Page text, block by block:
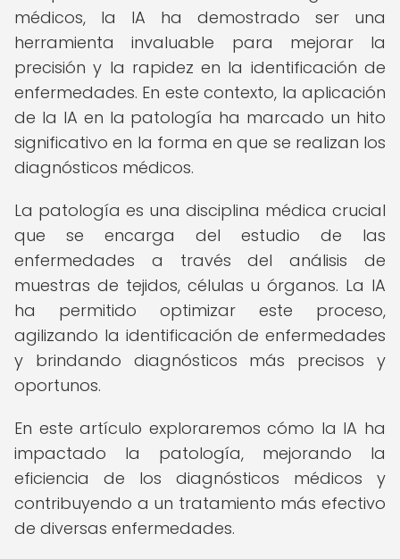
médicos, la IA ha demostrado ser una
herramienta invaluable para mejorar la
precisión y la rapidez en la identificación de
enfermedades. En este contexto, la aplicación
de la IA en la patología ha marcado un hito
significativo en la forma en que se realizan los
diagnósticos médicos.
La patología es una disciplina médica crucial
que se encarga del estudio de las
enfermedades a través del análisis de
muestras de tejidos, células u órganos. La IA
ha permitido optimizar este proceso,
agilizando la identificación de enfermedades
y brindando diagnósticos más precisos y
oportunos.
En este artículo exploraremos cómo la IA ha
impactado la patología, mejorando la
eficiencia de los diagnósticos médicos y
contribuyendo a un tratamiento más efectivo
de diversas enfermedades.